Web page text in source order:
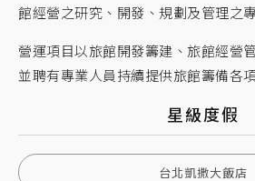
館經營之研究、開發、規劃及管理之
營運項目以旅館開發籌建、旅館經營
並聘有專業人員持續提供旅館籌備各
星級度假
台北凱撒大飯店